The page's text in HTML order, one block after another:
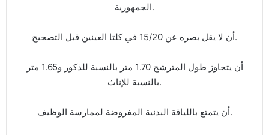
الجمهورية.
أن لا يقل بصره عن 15/20 في كلتا العينين قبل التصحيح.
أن يتجاوز طول المترشح 1.70 متر بالنسبة للذكور و1.65 متر
بالنسبة للإناث.
أن يتمتع باللياقة البدنية المفروضة لممارسة الوظيف.